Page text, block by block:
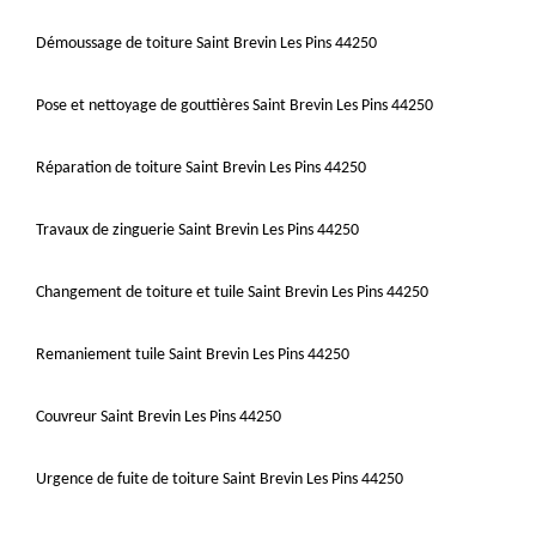
Démoussage de toiture Saint Brevin Les Pins 44250
Pose et nettoyage de gouttières Saint Brevin Les Pins 44250
Réparation de toiture Saint Brevin Les Pins 44250
Travaux de zinguerie Saint Brevin Les Pins 44250
Changement de toiture et tuile Saint Brevin Les Pins 44250
Remaniement tuile Saint Brevin Les Pins 44250
Couvreur Saint Brevin Les Pins 44250
Urgence de fuite de toiture Saint Brevin Les Pins 44250